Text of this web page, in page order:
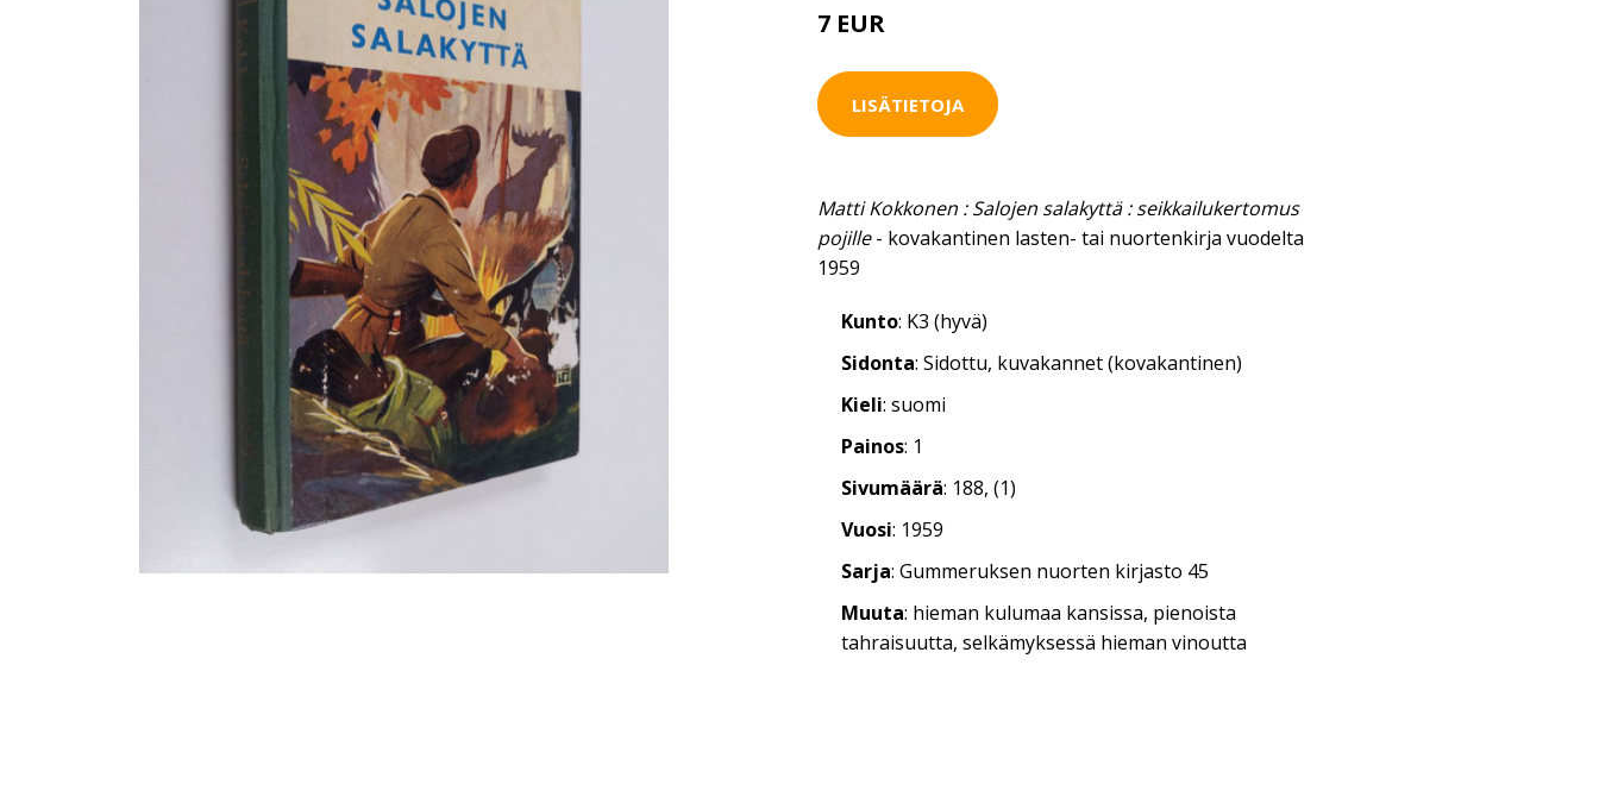
7 EUR
LISÄTIETOJA
Matti Kokkonen : Salojen salakyttä : seikkailukertomus
pojille- kovakantinen lasten- tai nuortenkirja vuodelta
1959
Kunto: K3 (hyvä)
Sidonta: Sidottu, kuvakannet (kovakantinen)
Kieli: suomi
Painos: 1
Sivumäärä: 188, (1)
Vuosi: 1959
Sarja: Gummeruksen nuorten kirjasto 45
Muuta: hieman kulumaa kansissa, pienoista
tahraisuutta, selkämyksessä hieman vinoutta